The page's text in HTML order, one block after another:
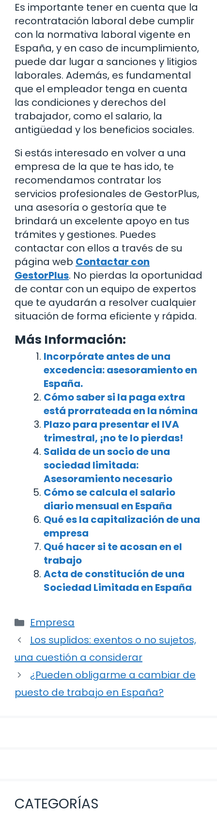
Es importante tener en cuenta que la
recontratación laboral debe cumplir
con la normativa laboral vigente en
España, y en caso de incumplimiento,
puede dar lugar a sanciones y litigios
laborales. Además, es fundamental
que el empleador tenga en cuenta
las condiciones y derechos del
trabajador, como el salario, la
antigüedad y los beneficios sociales.
Si estás interesado en volver a una
empresa de la que te has ido, te
recomendamos contratar los
servicios profesionales de GestorPlus,
una asesoría o gestoría que te
brindará un excelente apoyo en tus
trámites y gestiones. Puedes
contactar con ellos a través de su
página web Contactar con
GestorPlus. No pierdas la oportunidad
de contar con un equipo de expertos
que te ayudarán a resolver cualquier
situación de forma eficiente y rápida.
Más Información:
Incorpórate antes de una
excedencia: asesoramiento en
España.
Cómo saber si la paga extra
está prorrateada en la nómina
Plazo para presentar el IVA
trimestral, ¡no te lo pierdas!
Salida de un socio de una
sociedad limitada:
Asesoramiento necesario
Cómo se calcula el salario
diario mensual en España
Qué es la capitalización de una
empresa
Qué hacer si te acosan en el
trabajo
Acta de constitución de una
Sociedad Limitada en España
Categorías
Empresa
Navegación
de
Los suplidos: exentos o no sujetos,
una cuestión a considerar
¿Pueden obligarme a cambiar de
puesto de trabajo en España?
CATEGORÍAS